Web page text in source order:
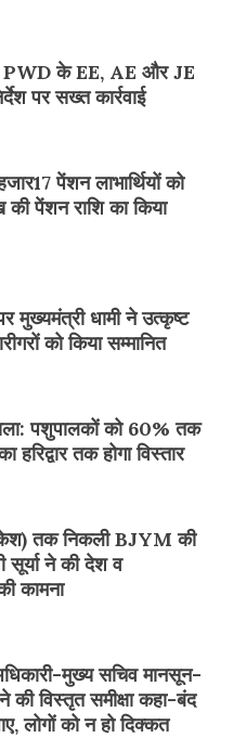
PWD के EE, AE और JE
पर सख्त कार्रवाई
पेंशन लाभार्थियों को
पेंशन राशि का किया
मुख्यमंत्री धामी ने उत्कृष्ट
को किया सम्मानित
पशुपालकों को 60% तक
तक होगा विस्तार
तक निकली BJYM की
सूर्या ने की देश व
कामना
मुख्य सचिव मानसून-
विस्तृत समीक्षा कहा-बंद
लोगों को न हो दिक्कत